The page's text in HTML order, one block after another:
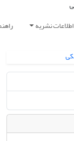
اطلاعات نشریه